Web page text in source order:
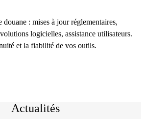
: mises à jour réglementaires,
logicielles, assistance utilisateurs.
et la fiabilité de vos outils.
Actualités